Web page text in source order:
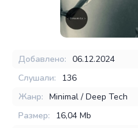
Добавлено: 06.12.2024
Слушали:
136
Жанр: Minimal / Deep Tech
Размер:
16,04 Mb